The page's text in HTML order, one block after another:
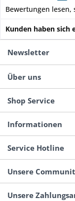
Bewertungen
Kunden haben sich
Newsletter
Über uns
Shop Service
Informationen
Service Hotline
Unsere
Unsere